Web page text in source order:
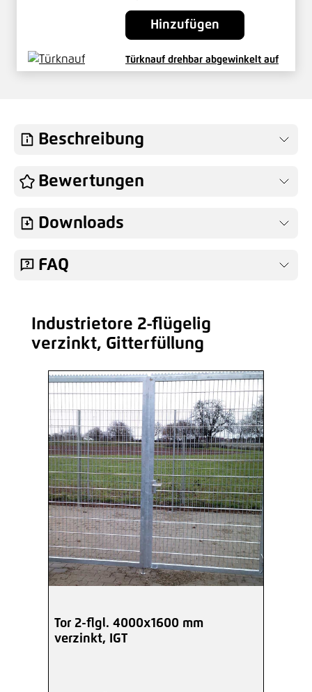
Hinzufügen
Türknauf drehbar abgewinkelt auf
gleichschließend
Beschreibung
Bewertungen
Downloads
FAQ
Produktgalerie überspringen
Industrietore 2-flügelig
verzinkt, Gitterfüllung
Tor 2-flgl. 4000x1600 mm
verzinkt, IGT